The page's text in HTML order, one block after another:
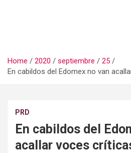
Home 2020 septiembre
25
En cabildos del Edomex no van
PRD
En cabildos del
acallar voces